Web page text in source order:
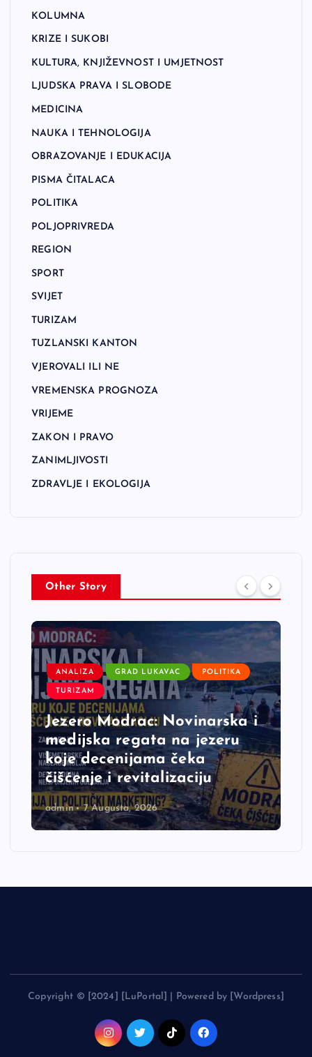
KOLUMNA
KRIZE I SUKOBI
KULTURA, KNJIŽEVNOST I UMJETNOST
LJUDSKA PRAVA I SLOBODE
MEDICINA
NAUKA I TEHNOLOGIJA
OBRAZOVANJE I EDUKACIJA
PISMA ČITALACA
POLITIKA
POLJOPRIVREDA
REGION
SPORT
SVIJET
TURIZAM
TUZLANSKI KANTON
VJEROVALI ILI NE
VREMENSKA PROGNOZA
VRIJEME
ZAKON I PRAVO
ZANIMLJIVOSTI
ZDRAVLJE I EKOLOGIJA
Other Story
ANALIZA GRAD LUKAVAC POLITIKA
TURIZAM
Jezero Modrac: Novinarska i
medijska regata na jezeru
koje decenijama čeka
čišćenje i revitalizaciju
admin 7 Augusta, 2026
Copyright © [2024] [LuPortal] | Powered by [Wordpress]